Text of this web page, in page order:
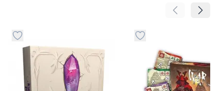
Pomeranje
Dugme za dodavanje stvari u kategoriju omiljeno
Dugme za dodavanje